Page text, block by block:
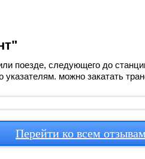
поезде, следующего до
можно закатать
Перейти ко всем